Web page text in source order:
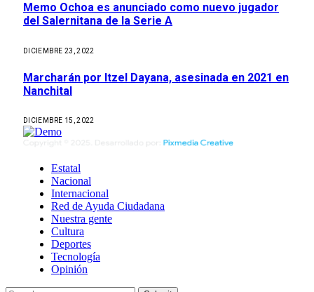
Memo Ochoa es anunciado como nuevo jugador
del Salernitana de la Serie A
DICIEMBRE 23, 2022
Marcharán por Itzel Dayana, asesinada en 2021 en
Nanchital
DICIEMBRE 15, 2022
Estatal
Nacional
Internacional
Red de Ayuda Ciudadana
Nuestra gente
Cultura
Deportes
Tecnología
Opinión